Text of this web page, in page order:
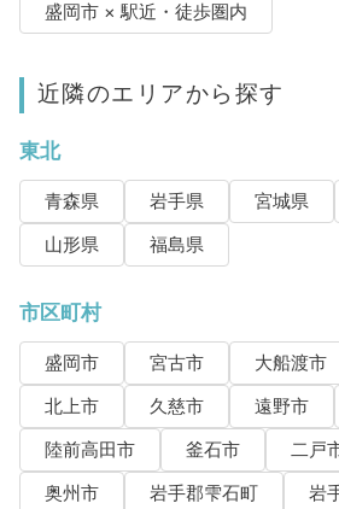
盛岡市 × 駅近・徒歩圏内
近隣のエリアから探す
東北
青森県 岩手県 宮城県
山形県
福島県
市区町村
盛岡市 宮古市 大船渡市
北上市
久慈市 遠野市
陸前高田市
釜石市 二戸
奥州市
岩手郡雫石町
岩